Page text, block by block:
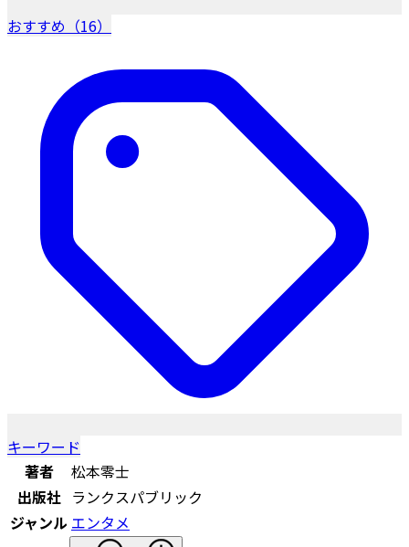
おすすめ（16）
キーワード
著者
松本零士
出版社 ランクスパブリック
ジャンル エンタメ